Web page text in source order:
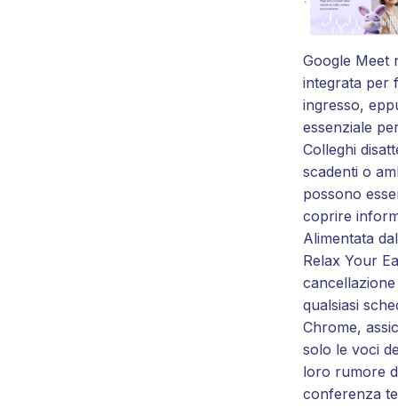
Google Meet
integrata per
ingresso,
essenziale
Colleghi
scadenti o
possono
coprire
Alimentata
Relax Your
qualsiasi
Chrome,
solo le voci
loro rumore
conferenza